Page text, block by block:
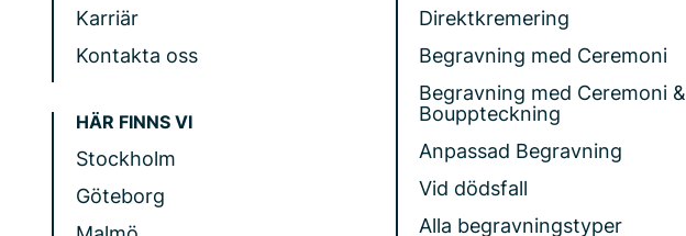
Karriär
Kontakta oss
HÄR FINNS VI
Stockholm
Göteborg
Direktkremering
Begravning med Ceremoni
Begravning med Ceremoni &
Bouppteckning
Anpassad Begravning
Vid dödsfall
Alla begravningstyper